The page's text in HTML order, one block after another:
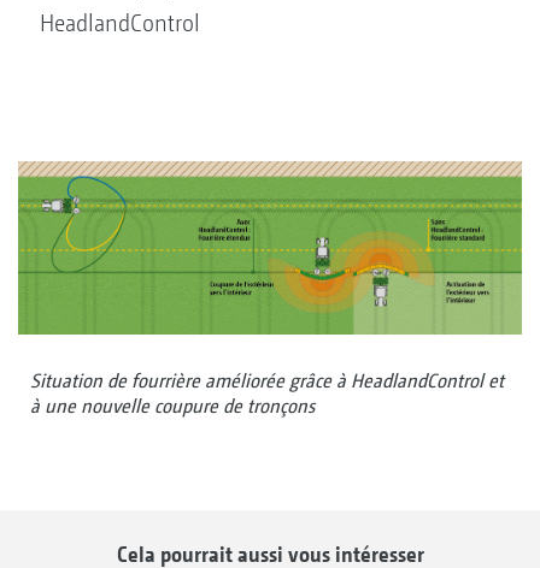
HeadlandControl
Situation de fourrière améliorée grâce à HeadlandControl et
à une nouvelle coupure de tronçons
Cela pourrait aussi vous intéresser